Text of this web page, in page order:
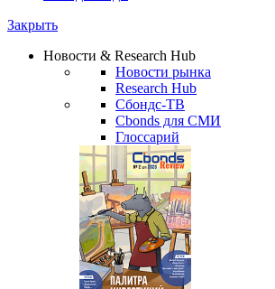
Watchlist
Сбондс Люди
Новости & Research Hub
Новости рынка
Research Hub
Сбондс-ТВ
Cbonds для СМИ
Глоссарий